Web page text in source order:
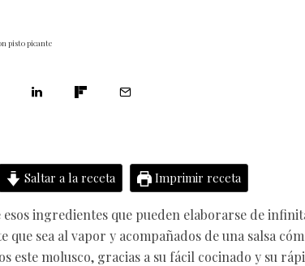
pisto picante
Saltar a la receta Imprimir receta
esos ingredientes que pueden elaborarse de
que sea al vapor y acompañados de una salsa
este molusco, gracias a su fácil cocinado y su